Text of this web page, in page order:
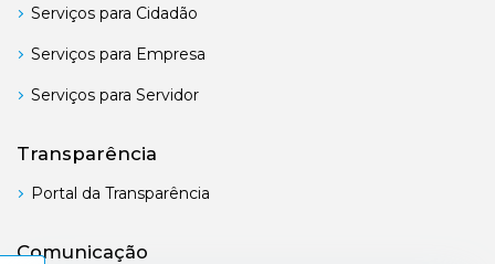
Serviços para Cidadão
Serviços para Empresa
Serviços para Servidor
Transparência
Portal da Transparência
Comunicação